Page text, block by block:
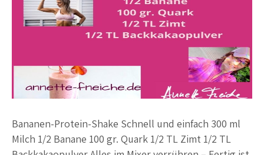
Bananen-Protein-Shake Schnell und einfach 300 ml
Milch 1/2 Banane 100 gr. Quark 1/2 TL Zimt 1/2 TL